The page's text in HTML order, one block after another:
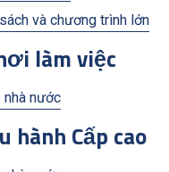
và chương trình lớn
làm việc
nước
hành Cấp cao